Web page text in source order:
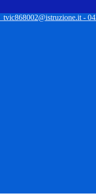
tvic868002@istruzione.it -